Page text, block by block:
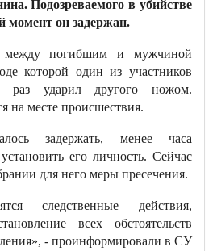
Подозреваемого в убийстве
он задержан.
между погибшим и мужчиной
которой один из участников
раз ударил другого ножом.
на месте происшествия.
задержать, менее часа
его личность. Сейчас
для него меры пресечения.
следственные действия,
всех обстоятельств
- проинформировали в СУ